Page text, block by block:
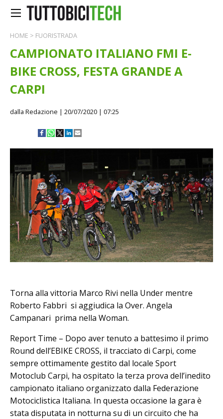
HOME > FUORISTRADA
CAMPIONATO ITALIANO FMI E-
BIKE CROSS, FESTA GRANDE A
CARPI
dalla Redazione | 20/07/2020 | 07:25
Torna alla vittoria Marco Rivi nella Under mentre
Roberto Fabbri si aggiudica la Over. Angela
Campanari prima nella Woman.
Report Time – Dopo aver tenuto a battesimo il primo
Round dell’EBIKE CROSS, il tracciato di Carpi, come
sempre ottimamente gestito dal locale Sport
Motoclub Carpi, ha ospitato la terza prova dell’inedito
campionato italiano organizzato dalla Federazione
Motociclistica Italiana. In questa occasione la gara è
stata disputata in notturna su di un circuito che ha